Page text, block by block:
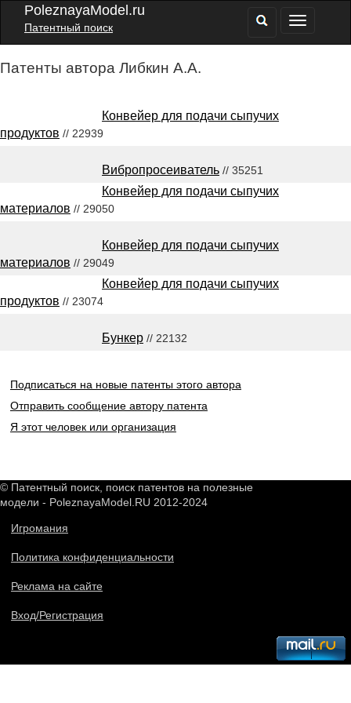
PoleznayaModel.ru
Патентный поиск
Патенты автора Либкин А.А.
Конвейер для подачи сыпучих
продуктов // 22939
Вибропросеиватель // 35251
Конвейер для подачи сыпучих
материалов // 29050
Конвейер для подачи сыпучих
материалов // 29049
Конвейер для подачи сыпучих
продуктов // 23074
Бункер // 22132
Подписаться на новые патенты этого автора
Отправить сообщение автору патента
Я этот человек или организация
© Патентный поиск, поиск патентов на полезные
модели - PoleznayaModel.RU 2012-2024
Игромания
Политика конфиденциальности
Реклама на сайте
Вход/Регистрация